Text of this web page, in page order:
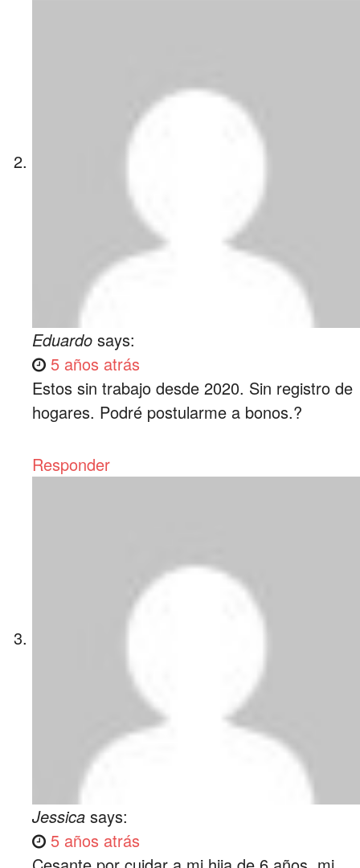
Eduardo says:
5 años atrás
Estos sin trabajo desde 2020. Sin registro de
hogares. Podré postularme a bonos.?
Responder
Jessica says:
5 años atrás